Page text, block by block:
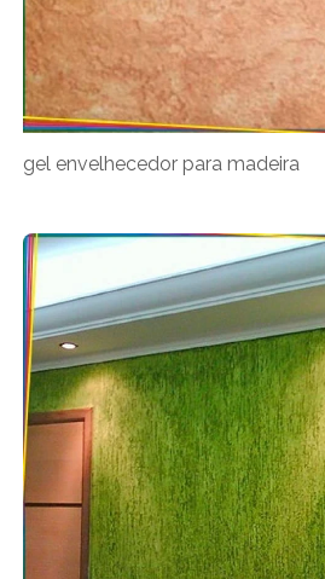
gel envelhecedor para madeira